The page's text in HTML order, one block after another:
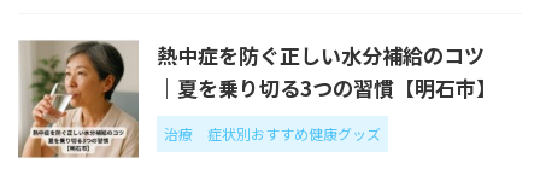
熱中症を防ぐ正しい水分補給のコツ
｜夏を乗り切る3つの習慣【明石市】
治療 症状別おすすめ健康グッズ